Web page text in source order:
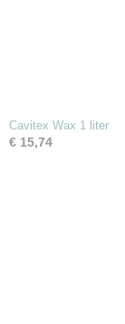
Cavitex Wax 1 liter
€ 15,74